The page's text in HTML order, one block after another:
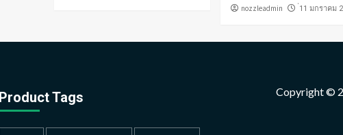
nozzleadmin 11 มกราคม
Product Tags Copyright ©